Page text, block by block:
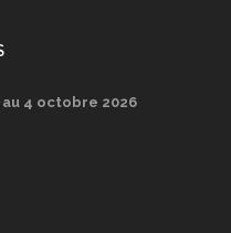
au 4 octobre 2026